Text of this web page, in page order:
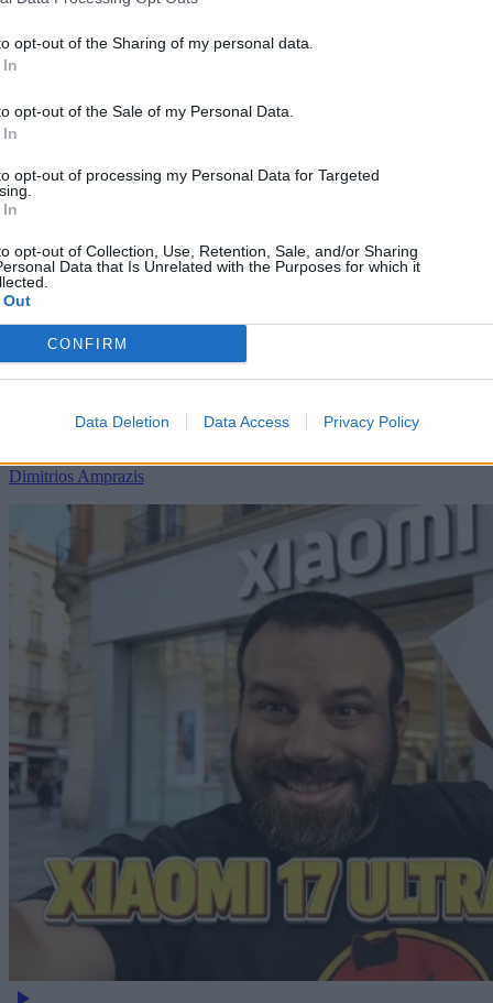
opt-out of the Sharing of my personal data.
opt-out of the Sale of my Personal Data.
opt-out of processing my Personal Data for Targeted
opt-out of Collection, Use, Retention, Sale, and/or Sharing
Data that Is Unrelated with the Purposes for which it
CONFIRM
Data Deletion Data Access Privacy Policy
Android10/03/2026
Samsung Galaxy S26 Ultra Review: Είναι τελικά
Ultra; [Βίντεο]
Dimitrios Amprazis